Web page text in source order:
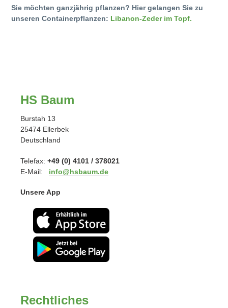
Sie möchten ganzjährig pflanzen? Hier gelangen Sie zu
unseren Containerpflanzen: Libanon-Zeder im Topf.
HS Baum
Burstah 13
25474 Ellerbek
Deutschland
Telefax: +49 (0) 4101 / 378021
E-Mail: info@hsbaum.de
Unsere App
Rechtliches